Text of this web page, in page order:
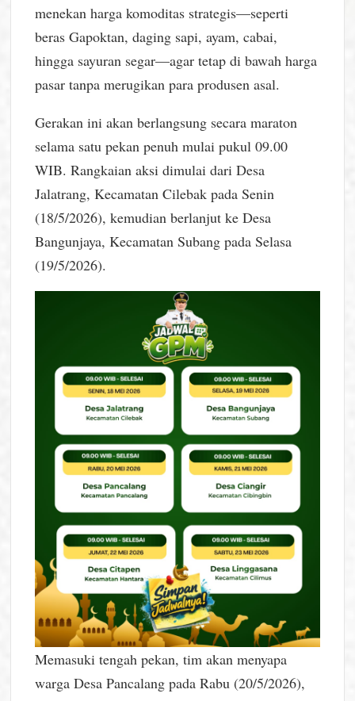
menekan harga komoditas strategis—seperti
beras Gapoktan, daging sapi, ayam, cabai,
hingga sayuran segar—agar tetap di bawah harga
pasar tanpa merugikan para produsen asal.
Gerakan ini akan berlangsung secara maraton
selama satu pekan penuh mulai pukul 09.00
WIB. Rangkaian aksi dimulai dari Desa
Jalatrang, Kecamatan Cilebak pada Senin
(18/5/2026), kemudian berlanjut ke Desa
Bangunjaya, Kecamatan Subang pada Selasa
(19/5/2026).
Memasuki tengah pekan, tim akan menyapa
warga Desa Pancalang pada Rabu (20/5/2026),